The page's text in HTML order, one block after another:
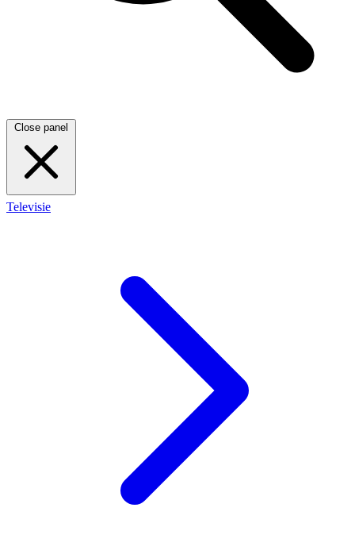
Close panel
Televisie